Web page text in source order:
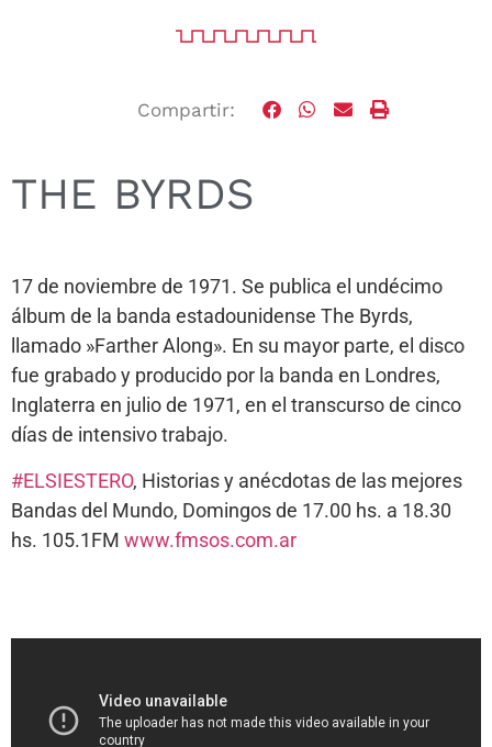
Compartir:
THE BYRDS
17 de noviembre de 1971. Se publica el undécimo
álbum de la banda estadounidense The Byrds,
llamado »Farther Along». En su mayor parte, el disco
fue grabado y producido por la banda en Londres,
Inglaterra en julio de 1971, en el transcurso de cinco
días de intensivo trabajo.
#ELSIESTERO, Historias y anécdotas de las mejores
Bandas del Mundo, Domingos de 17.00 hs. a 18.30
hs. 105.1FM www.fmsos.com.ar